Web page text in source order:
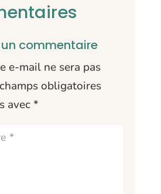
commentaire
e-mail ne sera pas
obligatoires
avec*